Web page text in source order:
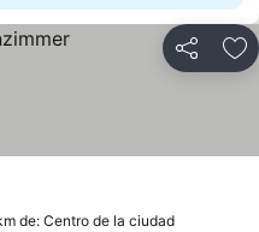
Compartir
de: Centro de la ciudad